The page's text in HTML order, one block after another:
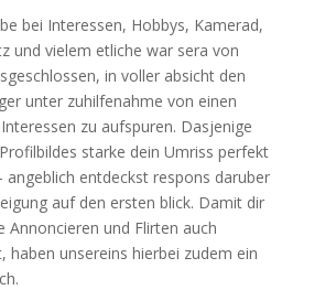
bei Interessen, Hobbys, Kamerad,
und vielem etliche war sera von
in voller absicht den
unter zuhilfenahme von einen
zu aufspuren. Dasjenige
starke dein Umriss perfekt
angeblich entdeckst respons daruber
auf den ersten blick. Damit dir
Annoncieren und Flirten auch
haben unsereins hierbei zudem ein